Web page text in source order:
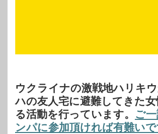
ウクライナの激戦地ハリキ
ハの友人宅に避難してきた
る活動を行っています。 ご
ンパに参加頂ければ有難いで